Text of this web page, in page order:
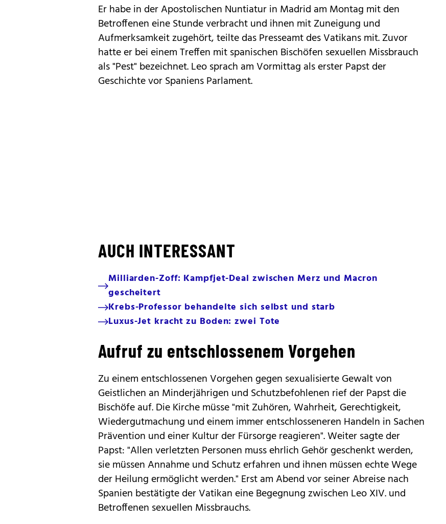
Er habe in der Apostolischen Nuntiatur in Madrid am Montag mit den
Betroffenen eine Stunde verbracht und ihnen mit Zuneigung und
Aufmerksamkeit zugehört, teilte das Presseamt des Vatikans mit. Zuvor
hatte er bei einem Treffen mit spanischen Bischöfen sexuellen Missbrauch
als "Pest" bezeichnet. Leo sprach am Vormittag als erster Papst der
Geschichte vor Spaniens Parlament.
AUCH INTERESSANT
Milliarden-Zoff: Kampfjet-Deal zwischen Merz und Macron
gescheitert
Krebs-Professor behandelte sich selbst und starb
Luxus-Jet kracht zu Boden: zwei Tote
Aufruf zu entschlossenem Vorgehen
Zu einem entschlossenen Vorgehen gegen sexualisierte Gewalt von
Geistlichen an Minderjährigen und Schutzbefohlenen rief der Papst die
Bischöfe auf. Die Kirche müsse "mit Zuhören, Wahrheit, Gerechtigkeit,
Wiedergutmachung und einem immer entschlosseneren Handeln in Sachen
Prävention und einer Kultur der Fürsorge reagieren". Weiter sagte der
Papst: "Allen verletzten Personen muss ehrlich Gehör geschenkt werden,
sie müssen Annahme und Schutz erfahren und ihnen müssen echte Wege
der Heilung ermöglicht werden." Erst am Abend vor seiner Abreise nach
Spanien bestätigte der Vatikan eine Begegnung zwischen Leo XIV. und
Betroffenen sexuellen Missbrauchs.